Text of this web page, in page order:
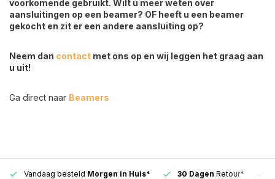
voorkomende gebruikt. Wilt u meer weten over
aansluitingen op een beamer? OF heeft u een beamer
gekocht en zit er een andere aansluiting op?
Neem dan contact met ons op en wij leggen het graag aan
u uit!
Ga direct naar Beamers
Vandaag besteld Morgen in Huis* 30 Dagen Retour*